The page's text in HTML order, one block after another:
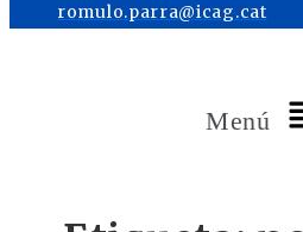
romulo.parra@icag.cat
Menú